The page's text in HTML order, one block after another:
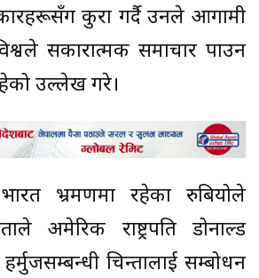
कुरा गर्दै उनले आगामी
सकारात्मक समाचार पाउन
उल्लेख गरे।
भ्रमणमा रहेका रुबियोले
अमेरिकी राष्ट्रपति डोनाल्ड
चिन्तालाई सम्बोधन